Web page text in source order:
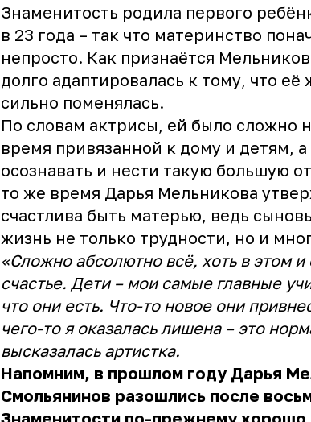
Знаменитость родила первого
в 23 года – так что материнство
непросто. Как признаётся
долго адаптировалась к тому, что её
сильно поменялась.
По словам актрисы, ей было сложно
время привязанной к дому и детям,
осознавать и нести такую большую
то же время Дарья Мельникова
счастлива быть матерью, ведь
жизнь не только трудности, но и
«Сложно абсолютно всё, хоть в этом и
счастье. Дети – мои самые главные
что они есть. Что-то новое они
чего-то я оказалась лишена – это
высказалась артистка.
Напомним, в прошлом году Дарья
Смольянинов разошлись после
Знаменитости по-прежнему